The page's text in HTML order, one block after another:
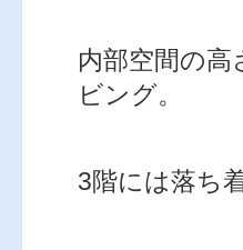
内部空間の
ビング。
3階には落ち